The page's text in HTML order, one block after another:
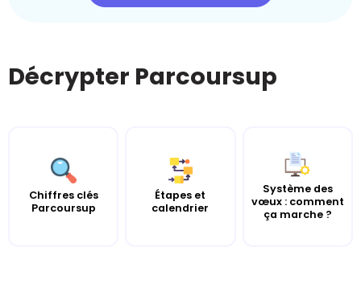
Décrypter Parcoursup
Chiffres clés
Parcoursup
Étapes et
calendrier
Système des
vœux : comment
ça marche ?